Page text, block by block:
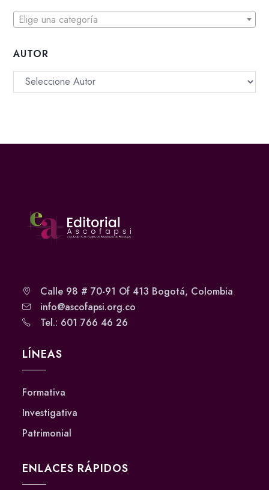
Elige una categoría
AUTOR
Calle 98 # 70-91 Of 413 Bogotá, Colombia
info@ascofapsi.org.co
Tel.: 601 766 46 26
LÍNEAS
Formativa
Investigativa
Patrimonial
ENLACES RÁPIDOS